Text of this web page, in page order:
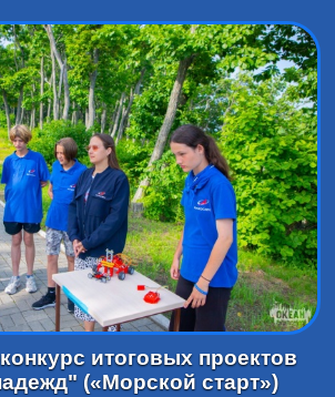
итоговых проектов
(«Морской старт»)